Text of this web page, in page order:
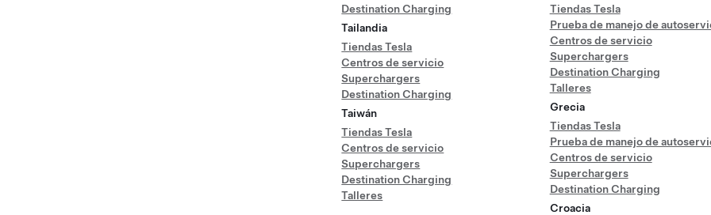
Destination Charging
Tailandia
Tiendas Tesla
Centros de servicio
Superchargers
Destination Charging
Taiwán
Tiendas Tesla
Centros de servicio
Superchargers
Destination Charging
Talleres
Tiendas Tesla
Prueba de manejo de
Centros de servicio
Superchargers
Destination Charging
Talleres
Grecia
Tiendas Tesla
Prueba de manejo de
Centros de servicio
Superchargers
Destination Charging
Croacia